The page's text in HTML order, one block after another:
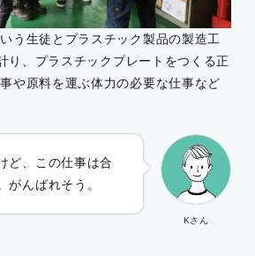
う生徒とプラスチック製品の製造工
り、プラスチックプレートをつくる正
や原料を運ぶ体力の必要な仕事など
ど、この仕事は合
がんばれそう。
Kさん